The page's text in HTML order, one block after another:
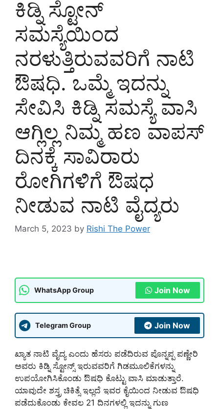
ಕಿಡ್ನಿ ಸ್ಟೋನ್
ಸಮಸ್ಯೆಯಿಂದ
ನರಳುತ್ತಿರುವವರಿಗೆ ನಾಟಿ
ಔಷಧಿ. ಒಮ್ಮೆ ಇದನ್ನು
ಸೇವಿಸಿ ಕಿಡ್ನಿ ಸಮಸ್ಯೆ ವಾಸಿ
ಆಗ್ಲಿಲ್ಲ ನಿಮ್ಮ ಹಣ ವಾಪಸ್
ದಿನಕ್ಕೆ ಸಾವಿರಾರು
ರೋಗಿಗಳಿಗೆ ಔಷಧ
ನೀಡುವ ನಾಟಿ ವೈದ್ಯರು
March 5, 2023 by Rishi The Power
WhatsApp Group Join Now
Telegram Group Join Now
ಖ್ಯಾತ ನಾಟಿ ವೈದ್ಯ ಎಂದು ಹೆಸರು ಪಡೆದಿರುವ ಪೊನ್ನಪ್ಪ ಪಣ್ಣೇರಿ
ಅವರು ಕಿಡ್ನಿ ಸ್ಟೋನ್ಸ್ ಇರುವವರಿಗೆ ಗಿಡಮೂಲಿಕೆಗಳನ್ನು
ಉಪಯೋಗಿಸಿಕೊಂಡು ಔಷಧಿ ಕೊಟ್ಟು ವಾಸಿ ಮಾಡುತ್ತಾರೆ.
ಯಾವುದೇ ಶಸ್ತ್ರ ಚಿಕಿತ್ಸೆ ಇಲ್ಲದೆ ಇವರ ಕೈಯಿಂದ ನೀಡುವ ಔಷಧಿ
ಪಡೆದುಕೊಂಡು ಕೇವಲ 21 ದಿನಗಳಲ್ಲಿ ಇದನ್ನು ಗುಣ